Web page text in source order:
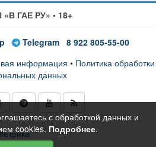
ГАЕ РУ» • 18+
Telegram 8 922 805-55-00
информация • Политика обработки
данных
с обработкой данных и
cookies. Подробнее.